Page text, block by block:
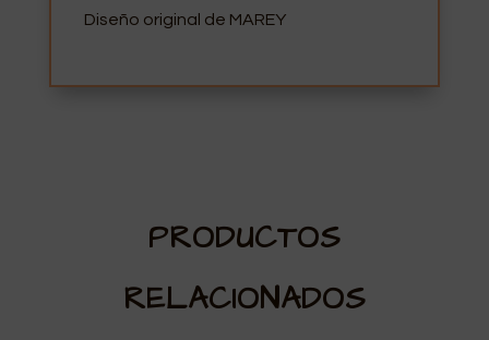
Diseño original de MAREY
PRODUCTOS
RELACIONADOS